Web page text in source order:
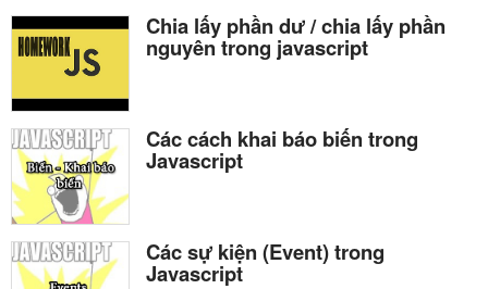
Chia lấy phần dư / chia lấy phần
nguyên trong javascript
Các cách khai báo biến trong
Javascript
Các sự kiện (Event) trong
Javascript